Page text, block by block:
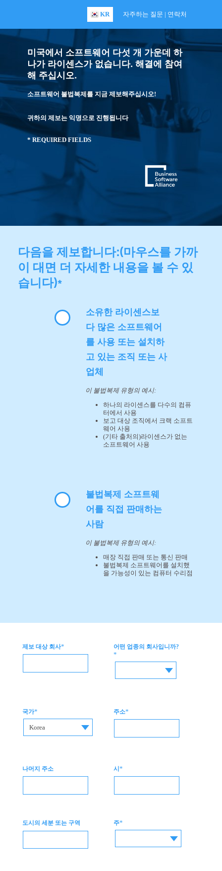
KR 자주하는 질문 | 연락처
미국에서 소프트웨어 다섯 개 가운데 하
나가 라이센스가 없습니다. 해결에 참여
해 주십시오.
소프트웨어 불법복제를 지금 제보해주십시오!
귀하의 제보는 익명으로 진행됩니다
* REQUIRED FIELDS
다음을 제보합니다:(마우스를 가까
이 대면 더 자세한 내용을 볼 수 있
습니다)*
소유한 라이센스보
다 많은 소프트웨어
를 사용 또는 설치하
고 있는 조직 또는 사
업체
이 불법복제 유형의 예시:
하나의 라이센스를 다수의 컴퓨
터에서 사용
보고 대상 조직에서 크랙 소프트
웨어 사용
(기타 출처의)라이센스가 없는
소프트웨어 사용
불법복제 소프트웨
어를 직접 판매하는
사람
이 불법복제 유형의 예시:
매장 직접 판매 또는 통신 판매
불법복제 소프트웨어를 설치했
을 가능성이 있는 컴퓨터 수리점
제보 대상 회사* 어떤 업종의 회사입니까?
*
국가*
Korea
주소*
나머지 주소 시*
도시의 세분 또는 구역 주*